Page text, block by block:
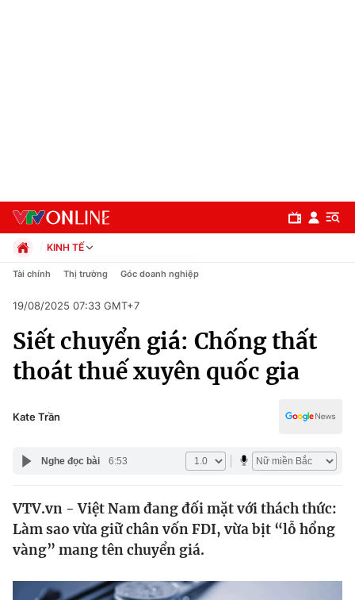
Chuyên mục
Chính trị
Pháp luật
Thế giới
Tin tức
Kinh tế
KINH TẾ
Chính trị
Pháp luật
Kinh tế
Thể thao
Truyền hình
Y tế
Công nghệ
Tài chính Thị trường Góc doanh nghiệp
19/08/2025 07:33 GMT+7
Siết chuyển giá: Chống thất
thoát thuế xuyên quốc gia
Kate Trần
Nghe đọc bài 6:53
VTV.vn - Việt Nam đang đối mặt với thách thức:
Làm sao vừa giữ chân vốn FDI, vừa bịt “lỗ hổng
vàng” mang tên chuyển giá.